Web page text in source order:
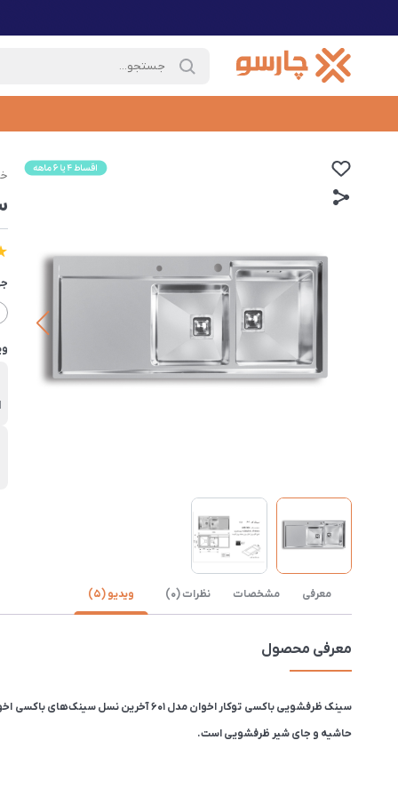
معرفی مشخصات نظرات (0) ویدیو (5)
معرفی محصول
حاشیه و جای شیر ظرفشویی است.